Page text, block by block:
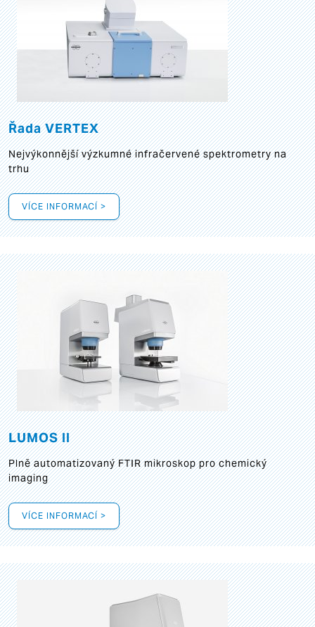
Řada VERTEX
Nejvýkonnější výzkumné infračervené spektrometry na
trhu
VÍCE INFORMACÍ >
LUMOS II
Plně automatizovaný FTIR mikroskop pro chemický
imaging
VÍCE INFORMACÍ >